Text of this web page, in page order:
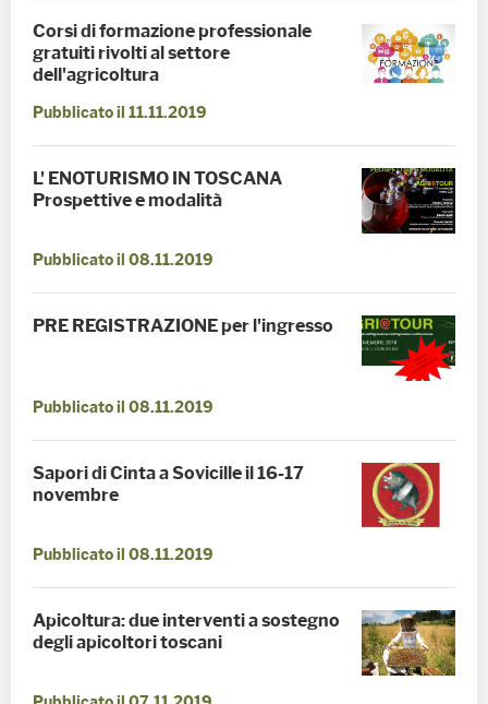
Corsi di formazione professionale
gratuiti rivolti al settore
dell'agricoltura
Pubblicato il 11.11.2019
L' ENOTURISMO IN TOSCANA
Prospettive e modalità
Pubblicato il 08.11.2019
PRE REGISTRAZIONE per l'ingresso
Pubblicato il 08.11.2019
Sapori di Cinta a Sovicille il 16-17
novembre
Pubblicato il 08.11.2019
Apicoltura: due interventi a sostegno
degli apicoltori toscani